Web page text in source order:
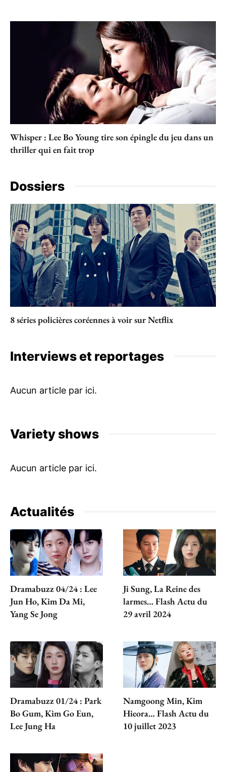
Whisper : Lee Bo Young tire son épingle du jeu dans un
thriller qui en fait trop
Dossiers
8 séries policières coréennes à voir sur Netflix
Interviews et reportages
Variety shows
Actualités
Dramabuzz 04/24 : Lee
Jun Ho, Kim Da Mi,
Yang Se Jong
Ji Sung, La Reine des
larmes… Flash Actu du
29 avril 2024
Dramabuzz 01/24 : Park
Bo Gum, Kim Go Eun,
Lee Jung Ha
Namgoong Min, Kim
Hieora… Flash Actu du
10 juillet 2023